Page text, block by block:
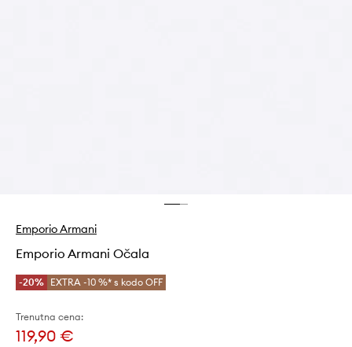
Emporio Armani
Emporio Armani Očala
-20% EXTRA -10 %* s kodo OFF
Trenutna cena:
119,90 €